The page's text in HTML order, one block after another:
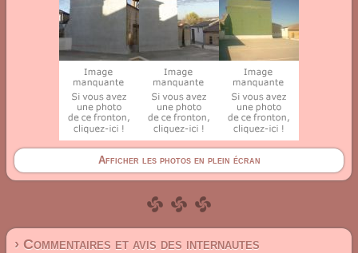
Afficher les photos en plein écran
› Commentaires et avis des internautes